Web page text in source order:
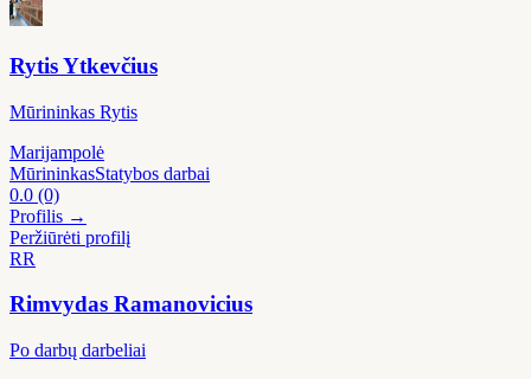
Rytis Ytkevčius
Mūrininkas Rytis
Marijampolė
MūrininkasStatybos darbai
0.0 (0)
Profilis →
Peržiūrėti profilį
RR
Rimvydas Ramanovicius
Po darbų darbeliai